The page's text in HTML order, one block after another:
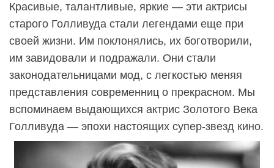
Красивые, талантливые, яркие — эти актрисы
старого Голливуда стали легендами еще при
своей жизни. Им поклонялись, их боготворили,
им завидовали и подражали. Они стали
законодательницами мод, с легкостью меняя
представления современниц о прекрасном. Мы
вспоминаем выдающихся актрис Золотого Века
Голливуда — эпохи настоящих супер-звезд кино.